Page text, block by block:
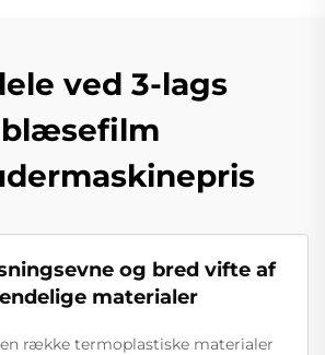
ved 3-lags
blæsefilm
og bred vifte af
materialer
række termoplastiske materialer